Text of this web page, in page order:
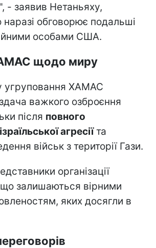
- заявив Нетаньяху,
обговорює подальші
особами США.
щодо миру
угруповання ХАМАС
важкого озброєння
після повного
агресіїта
військ з території Гази.
організації
залишаються вірними
яких досягли в